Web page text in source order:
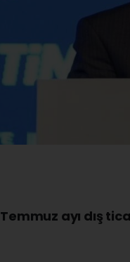
Temmuz ayı dış